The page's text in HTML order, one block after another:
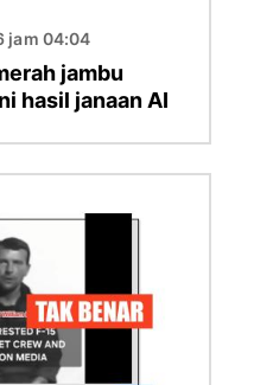
jam 04:04
jambu
hasil janaan AI